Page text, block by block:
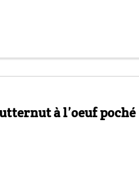
à l’oeuf poché